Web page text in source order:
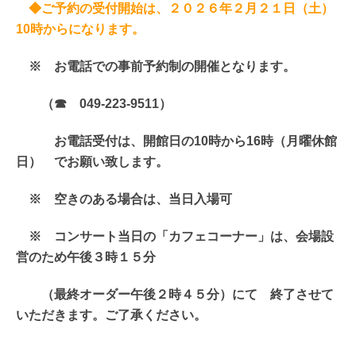
◆ご予約の受付開始は、２０２６年２月２１ 日（土）
10時からになります。
※ お電話での事前予約制の開催となります。
（☎ 049-223-9511）
お電話受付は、開館日の10時から16時（月曜休館
日） でお願い致します。
※ 空きのある場合は、当日入場可
※ コンサート当日の「カフェコーナー」は、会場設
営のため午後３時１５分
（最終オーダー午後２時４５分）にて 終了させて
いただきます。ご了承ください。